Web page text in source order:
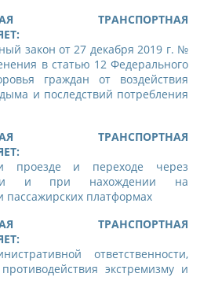
ТРАНСПОРТНАЯ
закон от 27 декабря 2019 г. №
в статью 12 Федерального
граждан от воздействия
и последствий потребления
ТРАНСПОРТНАЯ
проезде и переходе через
и при нахождении на
пассажирских платформах
ТРАНСПОРТНАЯ
ответственности,
экстремизму и